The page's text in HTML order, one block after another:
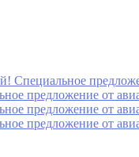
Специальное
предложение от
предложение от
предложение от